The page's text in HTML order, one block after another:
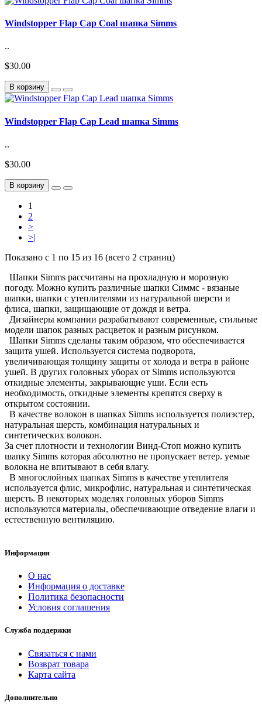
Windstopper Flap Cap Coal шапка Simms
..
$30.00
В корзину
Windstopper Flap Cap Lead шапка Simms
..
$30.00
В корзину
1
2
>
>|
Показано с 1 по 15 из 16 (всего 2 страниц)
Шапки Simms рассчитаны на прохладную и морозную
погоду. Можно купить различные шапки Симмс - вязаные
шапки, шапки с утеплителями из натуральной шерсти и
флиса, шапки, защищающие от дождя и ветра.
Дизайнеры компании разрабатывают современные, стильные
модели шапок разных расцветок и разным рисунком.
Шапки Simms сделаны таким образом, что обеспечивается
защита ушей. Используется система подворота,
увеличивающая толщину защиты от холода и ветра в районе
ушей. В других головных уборах от Simms используются
откидные элементы, закрывающие уши. Если есть
необходимость, откидные элементы крепятся сверху в
открытом состоянии.
В качестве волокон в шапках Simms используется полиэстер,
натуральная шерсть, комбинация натуральных и
синтетических волокон.
За счет плотности и технологии Винд-Стоп можно купить
шапку Simms которая абсолютно не пропускает ветер. уемые
волокна не впитывают в себя влагу.
В многослойных шапках Simms в качестве утеплителя
используется флис, микрофлис, натуральная и синтетическая
шерсть. В некоторых моделях головных уборов Simms
используются материалы, обеспечивающие отведение влаги и
естественную вентиляцию.
Информация
О нас
Информация о доставке
Политика безопасности
Условия соглашения
Служба поддержки
Связаться с нами
Возврат товара
Карта сайта
Дополнительно